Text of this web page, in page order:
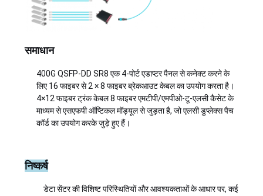
समाधान
400G QSFP-DD SR8 एक 4-पोर्ट एडाप्टर पैनल से कनेक्ट करने के
लिए 16 फाइबर से 2 × 8 फाइबर ब्रेकआउट केबल का उपयोग करता है।
4×12 फाइबर ट्रंक केबल 8 फाइबर एमटीपी/एमपीओ-टू-एलसी कैसेट के
माध्यम से एसएफपी ऑप्टिकल मॉड्यूल से जुड़ता है, जो एलसी डुप्लेक्स पैच
कॉर्ड का उपयोग करके जुड़े हुए हैं।
निष्कर्ष
डेटा सेंटर की विशिष्ट परिस्थितियों और आवश्यकताओं के आधार पर, कई